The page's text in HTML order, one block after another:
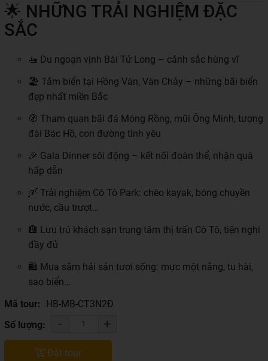
🌟 NHỮNG TRẢI NGHIỆM ĐẶC
SẮC
🚤 Du ngoạn vịnh Bái Tử Long – cảnh sắc hùng vĩ
🏖️ Tắm biển tại Hồng Vàn, Vàn Chảy – những bãi biển
đẹp nhất miền Bắc
🧭 Tham quan bãi đá Móng Rồng, mũi Ông Minh, tượng
đài Bác Hồ, con đường tình yêu
🎉 Gala Dinner sôi động – kết nối đoàn thể, nhận quà
hấp dẫn
🛶 Trải nghiệm Cô Tô Park: chèo kayak, bóng chuyền
nước, cầu trượt…
🏨 Lưu trú khách sạn trung tâm thị trấn Cô Tô, tiện nghi
đầy đủ
🛍️ Mua sắm hải sản tươi sống: mực một nắng, tu hài,
sao biển…
Mã tour:
HB-MB-CT3N2Đ
Số lượng:
- +
Đặt tour